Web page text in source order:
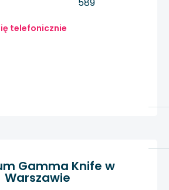
telefonicznie
Gamma Knife w
Warszawie